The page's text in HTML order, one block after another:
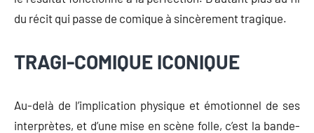
du récit qui passe de comique à sincèrement tragique.
TRAGI-COMIQUE ICONIQUE
Au-delà de l’implication physique et émotionnel de ses
interprètes, et d’une mise en scène folle, c’est la bande-